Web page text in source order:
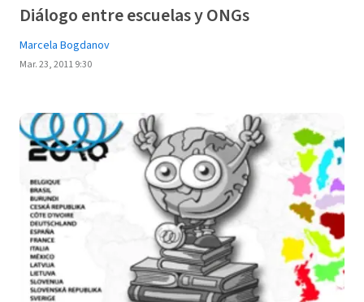
Diálogo entre escuelas y ONGs
Marcela Bogdanov
Mar. 23, 2011 9:30